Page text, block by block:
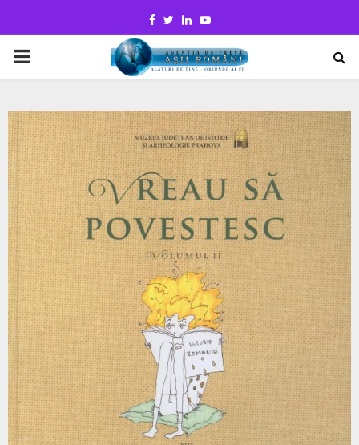
Facebook
TwitterLinkedinYoutube
PRIMARY